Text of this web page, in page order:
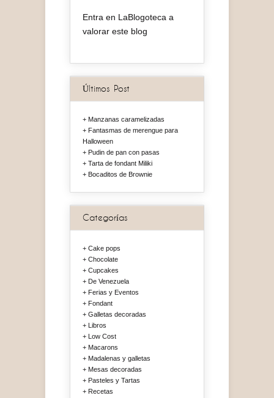
Entra en LaBlogoteca a
valorar este blog
Últimos Post
Manzanas caramelizadas
Fantasmas de merengue para
Halloween
Pudin de pan con pasas
Tarta de fondant Miliki
Bocaditos de Brownie
Categorías
Cake pops
Chocolate
Cupcakes
De Venezuela
Ferias y Eventos
Fondant
Galletas decoradas
Libros
Low Cost
Macarons
Madalenas y galletas
Mesas decoradas
Pasteles y Tartas
Recetas